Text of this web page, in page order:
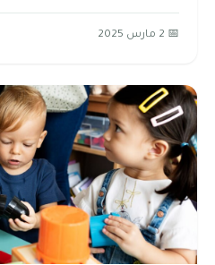
📅 2 مارس 2025